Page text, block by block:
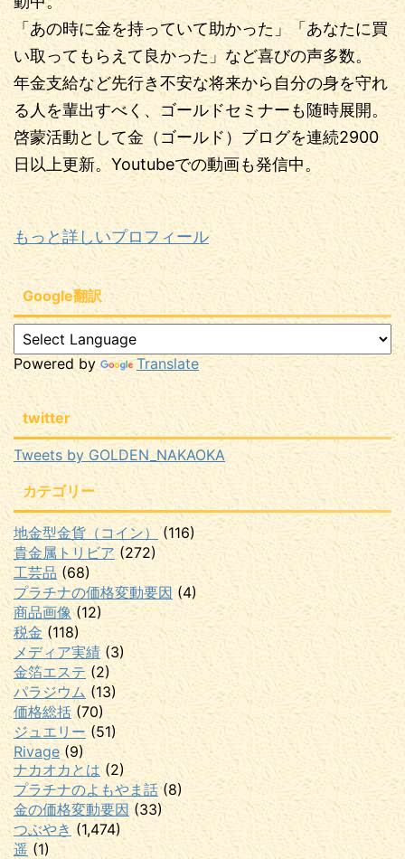
「あの時に金を持っていて助かった」「あなたに買
い取ってもらえて良かった」など喜びの声多数。
年金支給など先行き不安な将来から自分の身を守れ
る人を輩出すべく、ゴールドセミナーも随時展開。
啓蒙活動として金（ゴールド）ブログを連続2900
日以上更新。Youtubeでの動画も発信中。
もっと詳しいプロフィール
Google翻訳
Powered by Translate
twitter
Tweets by GOLDEN_NAKAOKA
カテゴリー
地金型金貨（コイン） (116)
貴金属トリビア (272)
工芸品 (68)
プラチナの価格変動要因 (4)
商品画像(12)
税金 (118)
メディア実績 (3)
金箔エステ (2)
パラジウム (13)
価格総括 (70)
ジュエリー (51)
Rivage (9)
ナカオカとは (2)
プラチナのよもやま話(8)
金の価格変動要因 (33)
つぶやき (1,474)
遥 (1)